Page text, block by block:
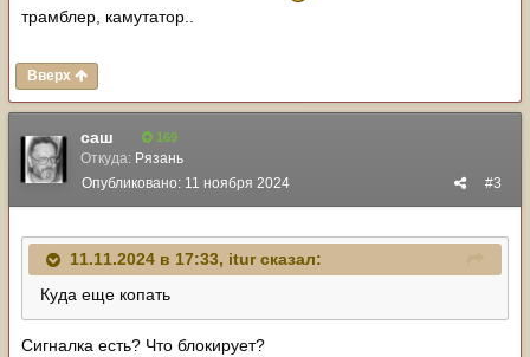
трамблер, камутатор..
Вверх
саш 169
Откуда: Рязань
#3
Опубликовано: 11 ноября 2024
11.11.2024 в 17:33, iturсказал:
Куда еще копать
Сигналка есть? Что блокирует?